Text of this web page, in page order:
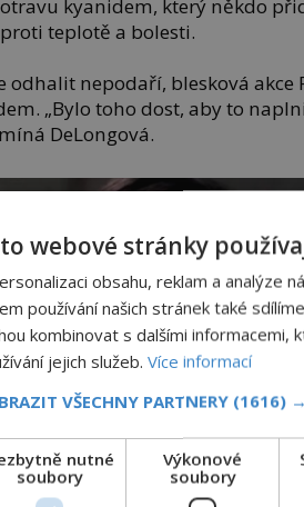
kyanidem, který někdo
teplotě a bolesti.
odhalit nepodaří, blesková akce
„Bylo toho dost, aby to
DeLongová.
webové stránky
obsahu, reklam a analýze
používání našich stránek také
kombinovat s dalšími
jejich služeb. Více informací
VŠECHNY PARTNERY (1616) →
nutné
soubory
Výkonové
soubory